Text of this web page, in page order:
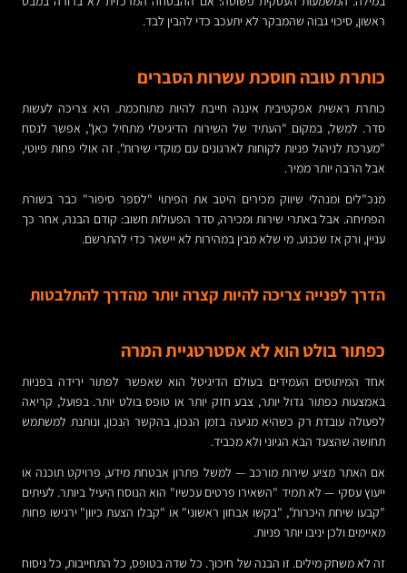
ראשון, סיכוי גבוה שהמבקר לא יתעכב כדי להבין לבד.
כותרת טובה חוסכת עשרות הסברים
כותרת ראשית אפקטיבית איננה חייבת להיות מתוחכמת. היא צריכה לעשות
סדר. למשל, במקום "העתיד של השירות הדיגיטלי מתחיל כאן", אפשר לנסח
"מערכת לניהול פניות לקוחות לארגונים עם מוקדי שירות". זה אולי פחות פיוטי,
אבל הרבה יותר ממיר.
מנכ"לים ומנהלי שיווק מכירים היטב את הפיתוי "לספר סיפור" כבר בשורת
הפתיחה. אבל באתרי שירות ומכירה, סדר הפעולות חשוב: קודם הבנה, אחר כך
עניין, ורק אז שכנוע. מי שלא מבין במהירות לא יישאר כדי להתרשם.
הדרך לפנייה צריכה להיות קצרה יותר מהדרך להתלבטות
כפתור בולט הוא לא אסטרטגיית המרה
אחד המיתוסים העמידים בעולם הדיגיטל הוא שאפשר לפתור ירידה בפניות
באמצעות כפתור גדול יותר, צבע חזק יותר או טופס בולט יותר. בפועל, קריאה
לפעולה עובדת רק כשהיא מגיעה בזמן הנכון, בהקשר הנכון, ונותנת למשתמש
תחושה שהצעד הבא הגיוני ולא מכביד.
אם האתר מציע שירות מורכב — למשל פתרון אבטחת מידע, פרויקט תוכנה או
ייעוץ עסקי — לא תמיד "השאירו פרטים עכשיו" הוא הנוסח היעיל ביותר. לעיתים
"קבעו שיחת היכרות", "בקשו אבחון ראשוני" או "קבלו הצעת כיוון" ירגישו פחות
מאיימים ולכן יניבו יותר פניות.
זה לא משחק מילים. זו הבנה של חיכוך. כל שדה בטופס, כל התחייבות, כל ניסוח